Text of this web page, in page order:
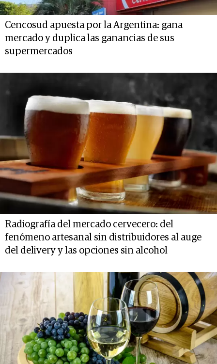
Cencosud apuesta por la Argentina: gana
mercado y duplica las ganancias de sus
supermercados
Radiografía del mercado cervecero: del
fenómeno artesanal sin distribuidores al auge
del delivery y las opciones sin alcohol